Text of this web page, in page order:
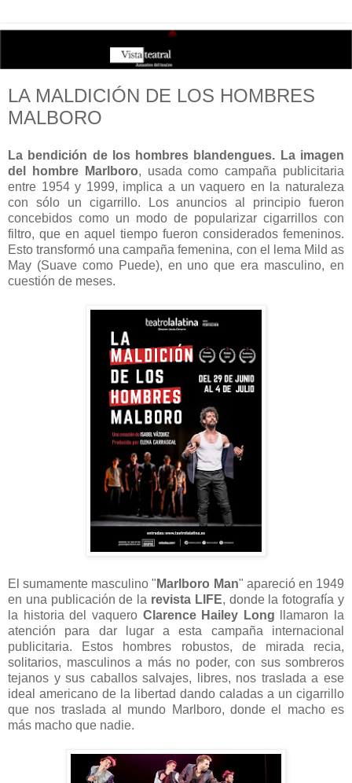
LA MALDICIÓN DE LOS HOMBRES
MALBORO
La bendición de los hombres blandengues. La imagen
del hombre Marlboro, usada como campaña publicitaria
entre 1954 y 1999, implica a un vaquero en la naturaleza
con sólo un cigarrillo. Los anuncios al principio fueron
concebidos como un modo de popularizar cigarrillos con
filtro, que en aquel tiempo fueron considerados femeninos.
Esto transformó una campaña femenina, con el lema Mild as
May (Suave como Puede), en uno que era masculino, en
cuestión de meses.
El sumamente masculino " Marlboro Man" apareció en 1949
en una publicación de la revista LIFE, donde la fotografía y
la historia del vaquero Clarence Hailey Long llamaron la
atención para dar lugar a esta campaña internacional
publicitaria. Estos hombres robustos, de mirada recia,
solitarios, masculinos a más no poder, con sus sombreros
tejanos y sus caballos salvajes, libres, nos traslada a ese
ideal americano de la libertad dando caladas a un cigarrillo
que nos traslada al mundo Marlboro, donde el macho es
más macho que nadie.